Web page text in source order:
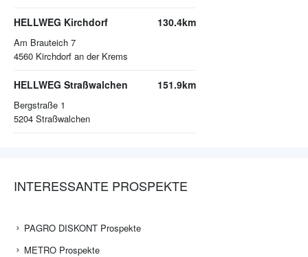
HELLWEG Kirchdorf
Am Brauteich 7
4560 Kirchdorf an der Krems
130.4km
HELLWEG Straßwalchen
Bergstraße 1
5204 Straßwalchen
151.9km
INTERESSANTE PROSPEKTE
PAGRO DISKONT Prospekte
METRO Prospekte